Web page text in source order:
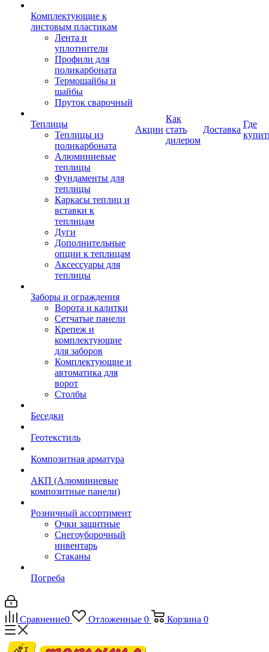
Комплектующие к
листовым пластикам
Лента и
уплотнители
Профили для
поликарбоната
Термошайбы и
шайбы
Пруток сварочный
Теплицы
Теплицы из
поликарбоната
Алюминиевые
теплицы
Фундаменты для
теплицы
Каркасы теплиц и
вставки к
теплицам
Дуги
Дополнительные
опции к теплицам
Аксессуары для
теплицы
Заборы и ограждения
Ворота и калитки
Сетчатые панели
Крепеж и
комплектующие
для заборов
Комплектующие и
автоматика для
ворот
Столбы
Беседки
Геотекстиль
Композитная арматура
АКП (Алюминиевые
композитные панели)
Розничный ассортимент
Очки защитные
Снегоуборочный
инвентарь
Стаканы
Погреба
Акции
Как
стать
дилером
Доставка
Где
Сравнение0 Отложенные 0 Корзина 0